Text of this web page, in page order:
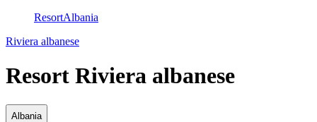
ResortAlbania
Riviera albanese
Resort Riviera albanese
Albania